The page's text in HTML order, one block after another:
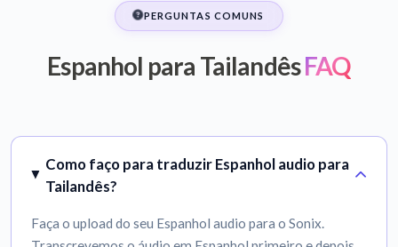
PERGUNTAS COMUNS
Espanhol para TailandêsFAQ
Como faço para traduzir Espanhol audio para
Tailandês?
Faça o upload do seu Espanhol audio para o Sonix.